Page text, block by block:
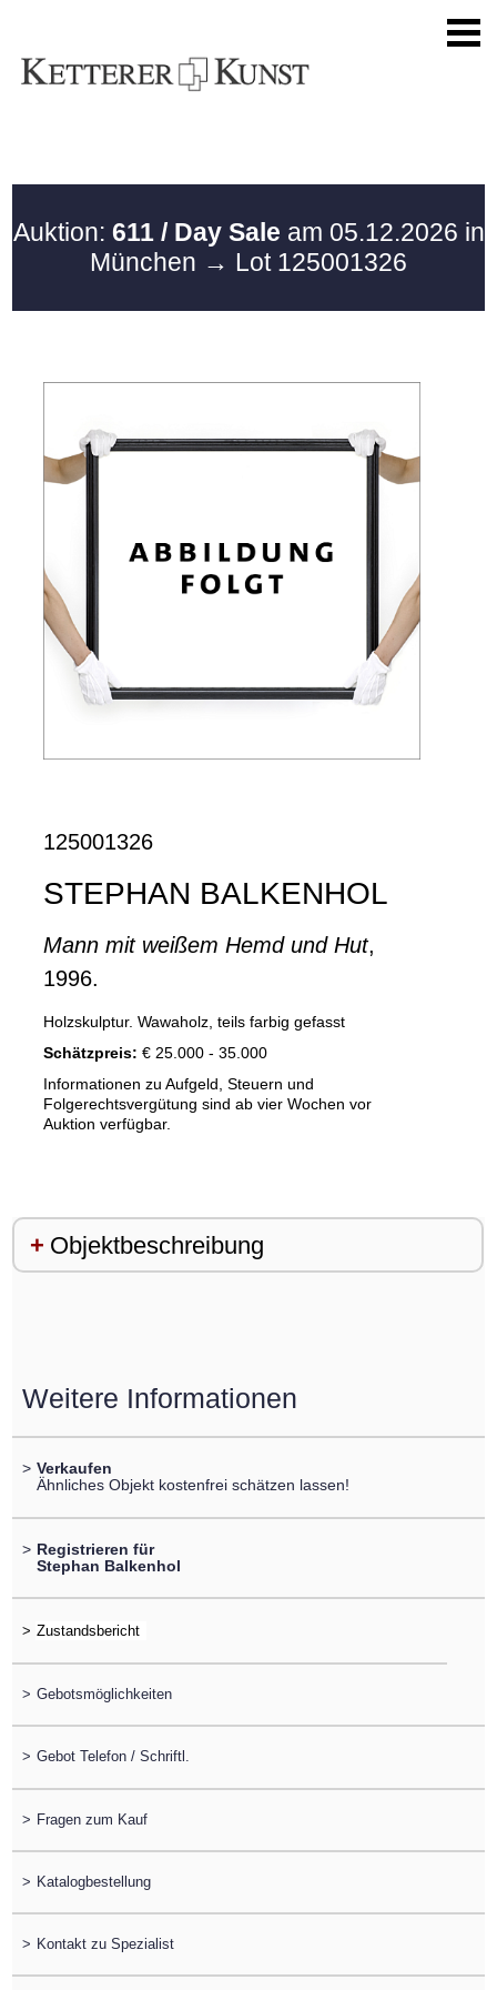
Auktion: 611 / Day Sale am 05.12.2026 in
München → Lot 125001326
125001326
STEPHAN BALKENHOL
Mann mit weißem Hemd und Hut,
1996.
Holzskulptur. Wawaholz, teils farbig gefasst
Schätzpreis: € 25.000 - 35.000
Informationen zu Aufgeld, Steuern und
Folgerechtsvergütung sind ab vier Wochen vor
Auktion verfügbar.
Objektbeschreibung
Weitere Informationen
> Verkaufen
Ähnliches Objekt kostenfrei schätzen lassen!
> Registrieren für
Stephan Balkenhol
>
> Gebotsmöglichkeiten
> Gebot Telefon / Schriftl.
> Fragen zum Kauf
> Katalogbestellung
> Kontakt zu Spezialist